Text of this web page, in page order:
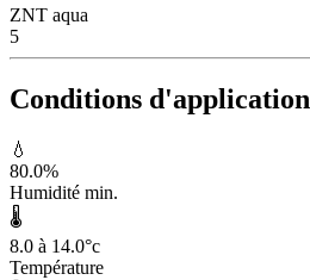
ZNT aqua
5
Conditions d'application
💧
80.0%
Humidité min.
🌡️
8.0 à 14.0°c
Température